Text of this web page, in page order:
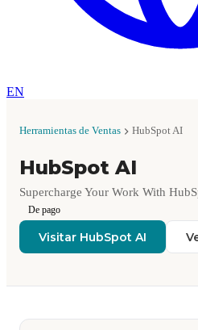
EN
Herramientas de Ventas HubSpot AI
HubSpot AI
Supercharge Your Work With
De pago
Visitar HubSpot AI